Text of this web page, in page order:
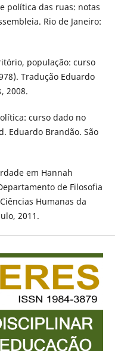
política das ruas: notas
Rio de Janeiro:
população: curso
Tradução Eduardo
2008.
curso dado no
Eduardo Brandão. São
em Hannah
de Filosofia
Humanas da
2011.